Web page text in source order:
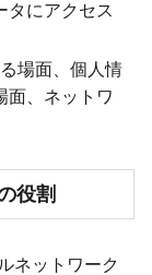
タにアクセス
場面、個人情
面、ネットワ
役割
ネットワーク